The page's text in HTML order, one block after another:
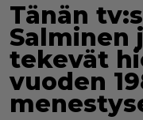
Tänän
Salminen
tekevät
vuoden